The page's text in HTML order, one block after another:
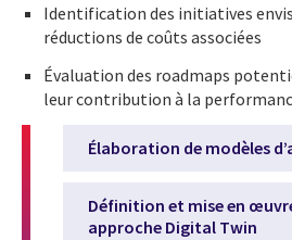
Identification des initiatives
réductions de coûts associées
Évaluation des roadmaps
leur contribution à la
Élaboration de modèles
Définition et mise en
approche Digital Twin